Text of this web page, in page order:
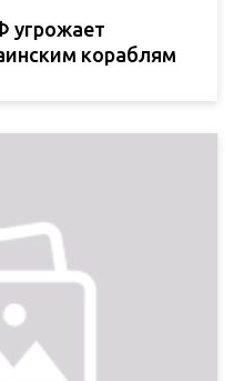
угрожает
кораблям